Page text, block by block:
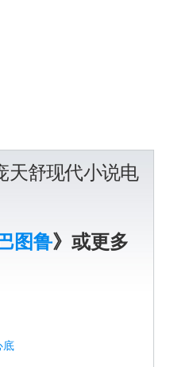
天舒现代小说电
图鲁》或更多
底